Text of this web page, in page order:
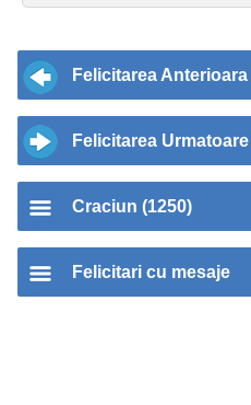
Felicitarea Anterioara
Felicitarea Urmatoare
Craciun (1250)
Felicitari cu mesaje